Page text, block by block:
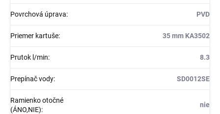
Povrchová úprava: PVD
Priemer kartuše: 35 mm KA3502
Prutok l/min: 8.3
Prepínač vody: SD0012SE
Ramienko otočné
(ÁNO,NIE):
nie